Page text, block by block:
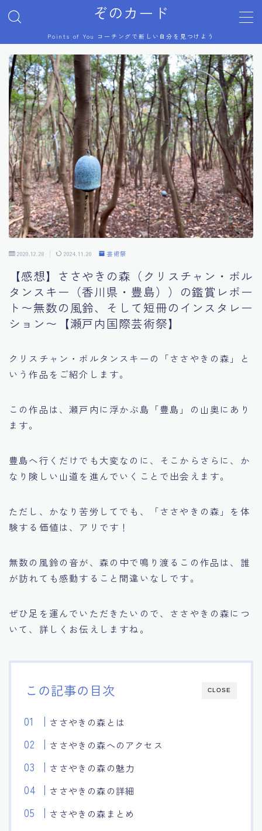
ぞのカード
Points of You コーチングで新しい自分を見つけよう
MENU
プロフィール
Points of You
コーチング体験談
美術展
芸術祭
食・旅
2020.12.28 2024.11.20 芸術祭
【感想】ささやきの森（クリスチャン・ボル
タンスキー（香川県・豊島））の鑑賞レポー
ト〜無数の風鈴、そして短冊のインスタレー
ション〜【瀬戸内国際芸術祭】
クリスチャン・ボルタンスキーの「ささやきの森」と
いう作品をご紹介します。
この作品は、瀬戸内に浮かぶ島「豊島」の山奥にあり
ます。
豊島へ行くだけでも大変なのに、そこからさらに、か
なり険しい山道を進んでいくことで出会えます。
ただし、かなり苦労してでも、「ささやきの森」を体
験する価値は、アリです！
無数の風鈴の音が、森の中で鳴り渡るこの作品は、誰
が訪れても感動すること間違いなしです。
ぜひ足を運んでいただきたいので、ささやきの森につ
いて、詳しくお伝えしますね。
CLOSE
この記事の目次
ささやきの森とは
ささやきの森へのアクセス
ささやきの森の魅力
ささやきの森の詳細
ささやきの森まとめ